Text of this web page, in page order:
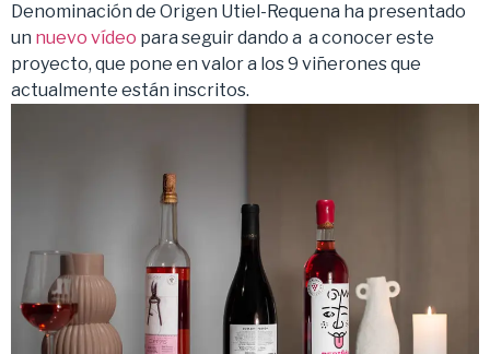
Denominación de Origen Utiel-Requena ha presentado
un nuevo vídeo para seguir dando a a conocer este
proyecto, que pone en valor a los 9 viñerones que
actualmente están inscritos.